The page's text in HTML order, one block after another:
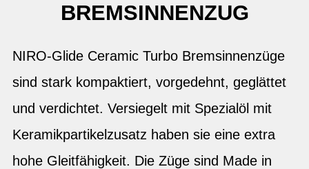
BREMSINNENZUG
NIRO-Glide Ceramic Turbo Bremsinnenzüge
sind stark kompaktiert, vorgedehnt, geglättet
und verdichtet. Versiegelt mit Spezialöl mit
Keramikpartikelzusatz haben sie eine extra
hohe Gleitfähigkeit. Die Züge sind Made in